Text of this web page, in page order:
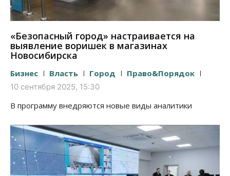
«Безопасный город» настраивается на
выявление воришек в магазинах
Новосибирска
Бизнес Власть Город Право&Порядок
10 сентября 2025, 15:30
В программу внедряются новые виды аналитики